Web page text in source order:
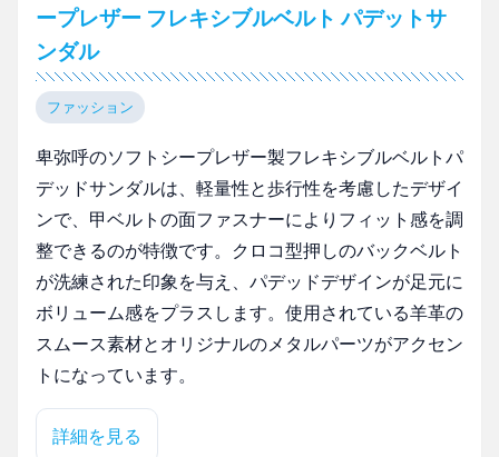
ープレザー フレキシブルベルト パデットサ
ンダル
ファッション
卑弥呼のソフトシープレザー製フレキシブルベルトパ
デッドサンダルは、軽量性と歩行性を考慮したデザイ
ンで、甲ベルトの面ファスナーによりフィット感を調
整できるのが特徴です。クロコ型押しのバックベルト
が洗練された印象を与え、パデッドデザインが足元に
ボリューム感をプラスします。使用されている羊革の
スムース素材とオリジナルのメタルパーツがアクセン
トになっています。
詳細を見る